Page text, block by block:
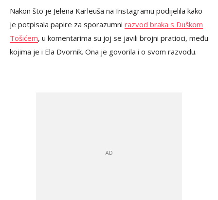
Nakon što je Jelena Karleuša na Instagramu podijelila kako
je potpisala papire za sporazumni razvod braka s Duškom
Tošićem, u komentarima su joj se javili brojni pratioci, među
kojima je i Ela Dvornik. Ona je govorila i o svom razvodu.